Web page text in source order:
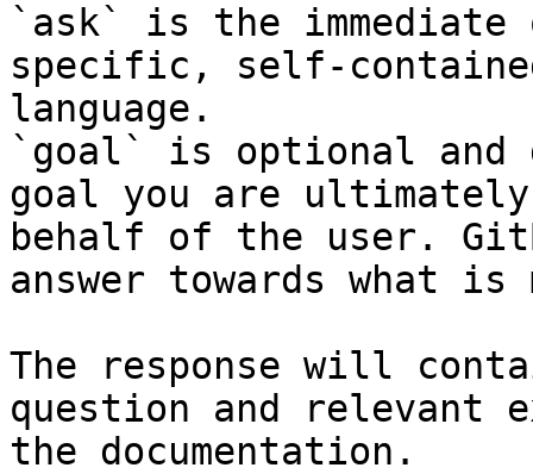
`ask` is the
specific, self-
language.
`goal` is optional and
goal you are
behalf of the user.
answer towards what
The response will
question and relevant
the documentation.